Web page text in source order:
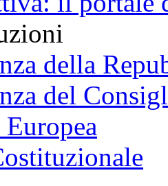
della
del